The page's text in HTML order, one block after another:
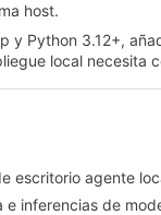
host.
y Python 3.12+,
local
escritorio agente
inferencias de